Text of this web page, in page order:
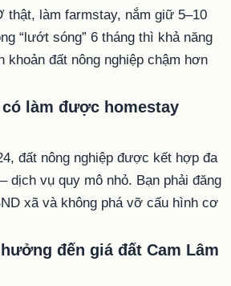
thật, làm farmstay, nắm giữ 5–10
“lướt sóng” 6 tháng thì khả năng
khoản đất nông nghiệp chậm hơn
làm được homestay
đất nông nghiệp được kết hợp đa
dịch vụ quy mô nhỏ. Bạn phải đăng
xã và không phá vỡ cấu hình cơ
đến giá đất Cam Lâm